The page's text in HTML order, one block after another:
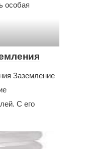
особая
Заземление
С его